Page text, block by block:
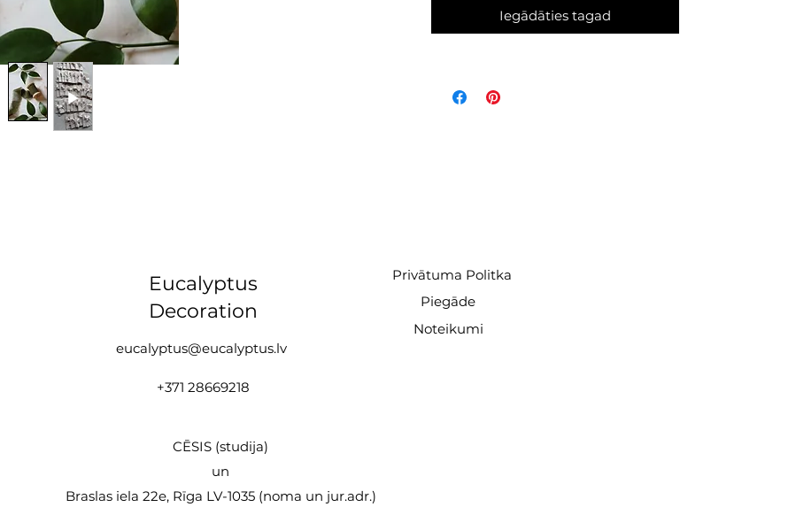
* koka spolīte nav komplektā
Iegādāties tagad
Eucalyptus
Decoration
eucalyptus@eucalyptus.lv
Privātuma Politka
Piegāde
Noteikumi
+371 28669218
CĒSIS (studija)
un
Braslas iela 22e, Rīga LV-1035 (noma un jur.adr.)